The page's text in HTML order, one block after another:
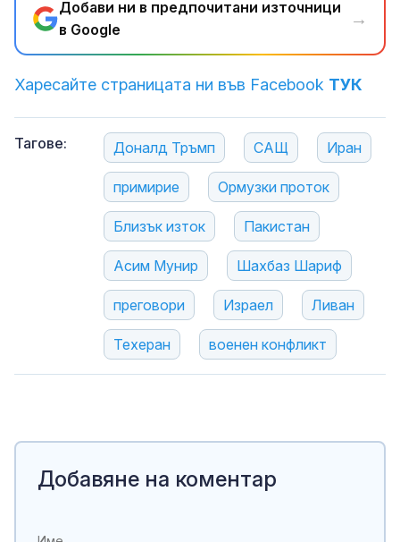
Добави ни в предпочитани източници
в Google
→
Харесайте страницата ни във Facebook ТУК
Тагове: Доналд Тръмп САЩ Иран
примирие Ормузки проток
Близък изток Пакистан
Асим Мунир Шахбаз Шариф
преговори Израел Ливан
Техеран военен конфликт
Добавяне на коментар